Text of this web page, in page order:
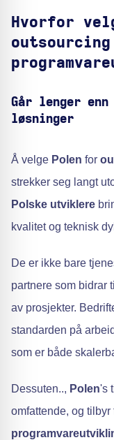
Hvorfor
Går lenger
løsninger
Å velge Polen for
strekker seg langt
Polske utviklere
kvalitet og teknisk
De er ikke bare
partnere som bidrar
av prosjekter.
standarden på
som er både
Dessuten.., Polen's
omfattende, og